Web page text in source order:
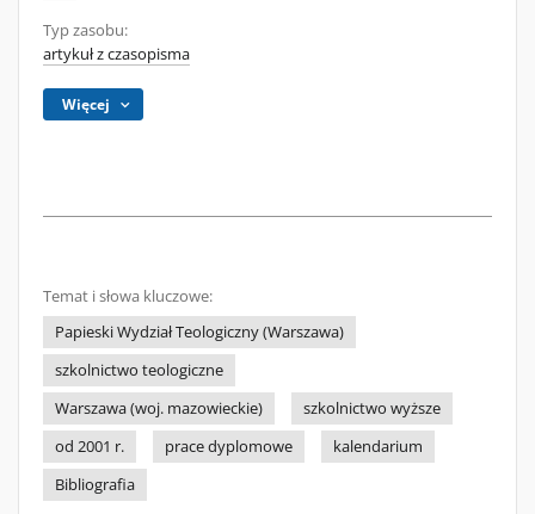
Typ zasobu:
artykuł z czasopisma
Więcej
Temat i słowa kluczowe:
Papieski Wydział Teologiczny (Warszawa)
szkolnictwo teologiczne
Warszawa (woj. mazowieckie)
szkolnictwo wyższe
od 2001 r.
prace dyplomowe
kalendarium
Bibliografia